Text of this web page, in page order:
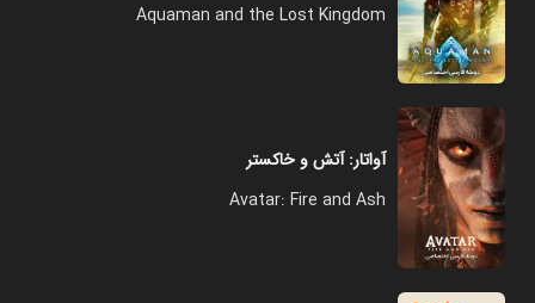
Aquaman and the Lost Kingdom
آواتار: آتش و خاکستر
Avatar: Fire and Ash